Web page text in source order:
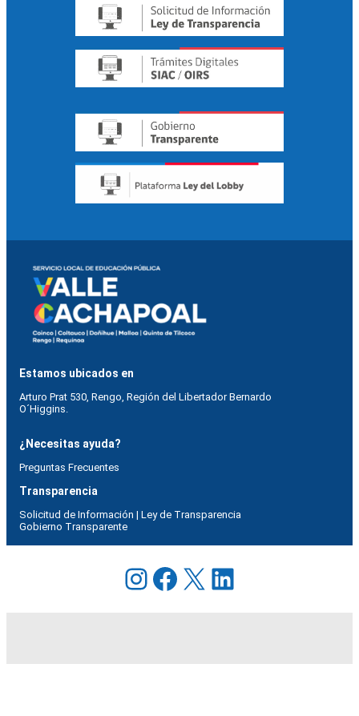
Estamos ubicados en
Arturo Prat 530, Rengo, Región del Libertador Bernardo
O´Higgins.
¿Necesitas ayuda?
Preguntas Frecuentes
Transparencia
Solicitud de Información | Ley de Transparencia
Gobierno Transparente
Instagram
Facebook
X LinkedIn